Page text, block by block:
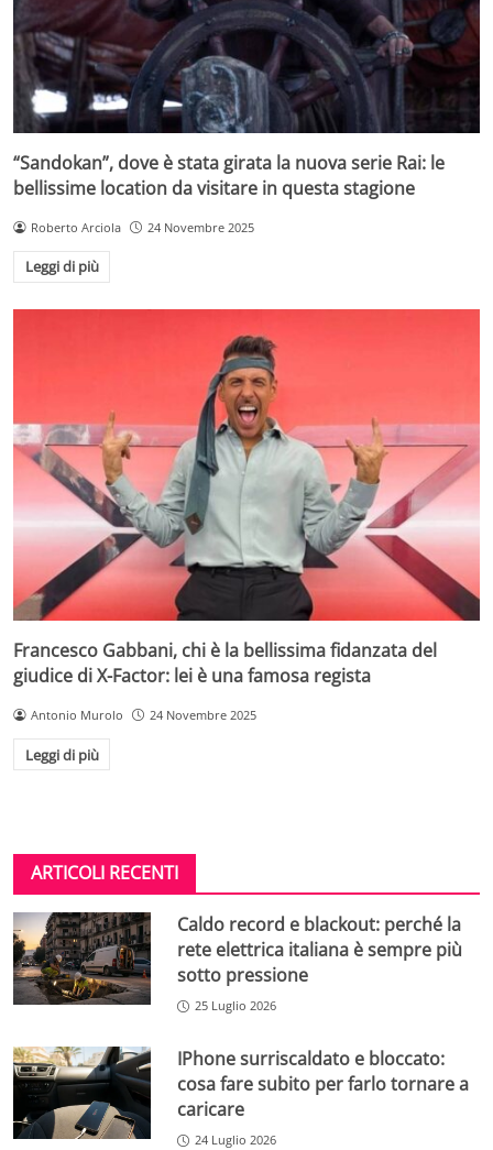
“Sandokan”, dove è stata girata la nuova serie Rai: le
bellissime location da visitare in questa stagione
Roberto Arciola 24 Novembre 2025
Leggi di più
Francesco Gabbani, chi è la bellissima fidanzata del
giudice di X-Factor: lei è una famosa regista
Antonio Murolo 24 Novembre 2025
Leggi di più
ARTICOLI RECENTI
Caldo record e blackout: perché la
rete elettrica italiana è sempre più
sotto pressione
25 Luglio 2026
IPhone surriscaldato e bloccato:
cosa fare subito per farlo tornare a
caricare
24 Luglio 2026